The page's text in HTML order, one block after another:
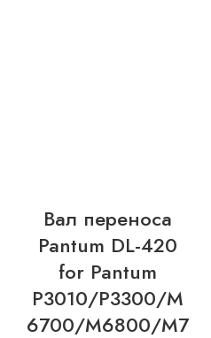
Вал переноса
Pantum DL-420
for Pantum
P3010/P3300/M
6700/M6800/M7